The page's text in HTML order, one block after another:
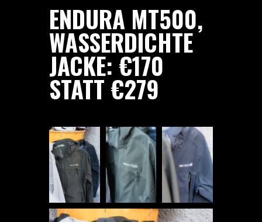
ENDURA MT500,
WASSERDICHTE
JACKE: €170
STATT €279